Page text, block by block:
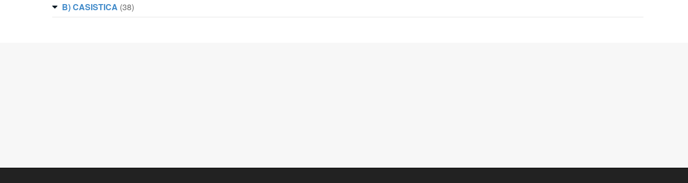
B) CASISTICA (38)